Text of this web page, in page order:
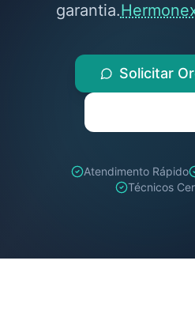
garantia.
Solicitar
Atendimento Rápido
Técnicos